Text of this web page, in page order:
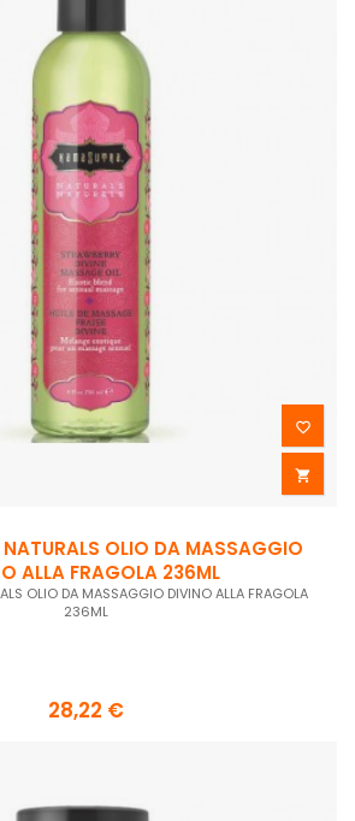


OLIO DA MASSAGGIO
ALLA FRAGOLA 236ML
OLIO DA MASSAGGIO DIVINO ALLA FRAGOLA
236ML
28,22 €